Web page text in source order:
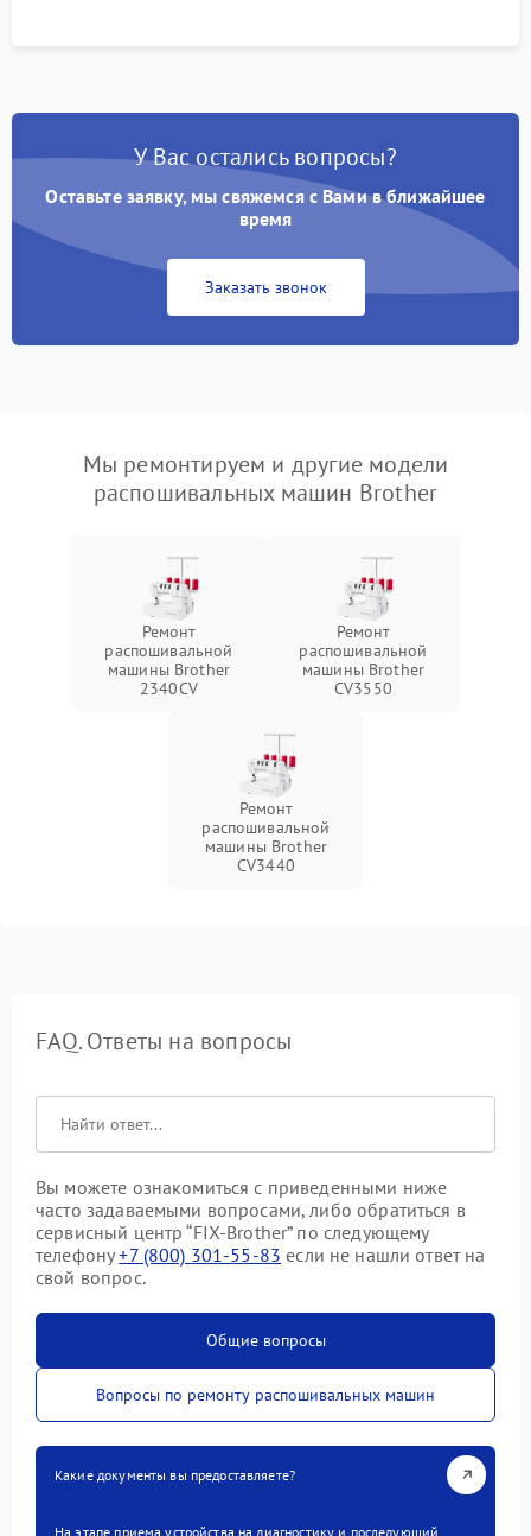
У Вас остались вопросы?
Оставьте заявку, мы свяжемся с Вами в ближайшее
время
Заказать звонок
Мы ремонтируем и другие модели
распошивальных машин Brother
Ремонт
распошивальной
машины Brother
2340CV
Ремонт
распошивальной
машины Brother
CV3550
Ремонт
распошивальной
машины Brother
CV3440
FAQ. Ответы на вопросы
Вы можете ознакомиться с приведенными ниже
часто задаваемыми вопросами, либо обратиться в
сервисный центр “FIX-Brother” по следующему
телефону+7 (800) 301-55-83 если не нашли ответ на
свой вопрос.
Общие вопросы
Вопросы по ремонту распошивальных машин
Какие документы вы предоставляете?
На этапе приема устройства на диагностику и последующий